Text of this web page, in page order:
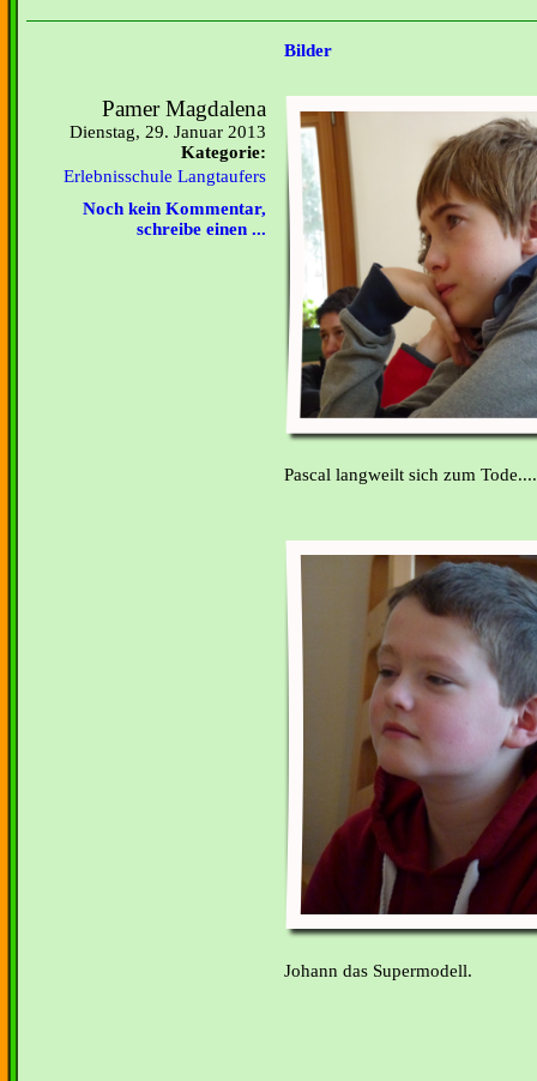
Bilder
Pamer Magdalena
Dienstag, 29. Januar 2013
Kategorie:
Erlebnisschule Langtaufers
Noch kein Kommentar,
schreibe einen ...
Pascal langweilt sich zum
Johann das Supermodell.